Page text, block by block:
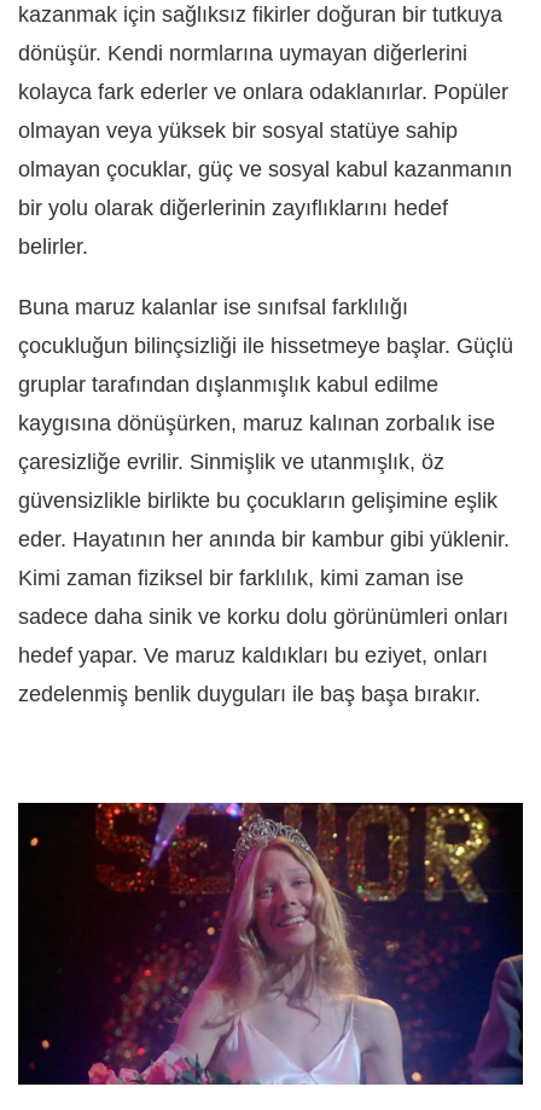
kazanmak için sağlıksız fikirler doğuran bir tutkuya
dönüşür. Kendi normlarına uymayan diğerlerini
kolayca fark ederler ve onlara odaklanırlar. Popüler
olmayan veya yüksek bir sosyal statüye sahip
olmayan çocuklar, güç ve sosyal kabul kazanmanın
bir yolu olarak diğerlerinin zayıflıklarını hedef
belirler.
Buna maruz kalanlar ise sınıfsal farklılığı
çocukluğun bilinçsizliği ile hissetmeye başlar. Güçlü
gruplar tarafından dışlanmışlık kabul edilme
kaygısına dönüşürken, maruz kalınan zorbalık ise
çaresizliğe evrilir. Sinmişlik ve utanmışlık, öz
güvensizlikle birlikte bu çocukların gelişimine eşlik
eder. Hayatının her anında bir kambur gibi yüklenir.
Kimi zaman fiziksel bir farklılık, kimi zaman ise
sadece daha sinik ve korku dolu görünümleri onları
hedef yapar. Ve maruz kaldıkları bu eziyet, onları
zedelenmiş benlik duyguları ile baş başa bırakır.